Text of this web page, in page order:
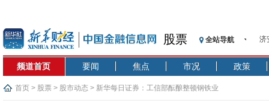
股票 全站导航
【
记
频道首页 要闻 焦点 市况 政策
首页 > 股票 > 股市动态 > 新华每日证券：工信部酝酿整顿钢铁业